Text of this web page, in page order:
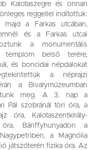
Kalotaszegre és onnan
reggellel indítottuk:
majd a Farkas utcában,
és a Farkas utcai
a monumentális
templom belső terére,
és boncidai népdalokat
a néprajzi
a Bivalymúzeumban
meg. A 3. nap a
Pál szobránál töri óra, a
óra, Kalotaszentkirály-
Bánffyhunyadon a
a Magnólia
játszóterén fizika óra. Az